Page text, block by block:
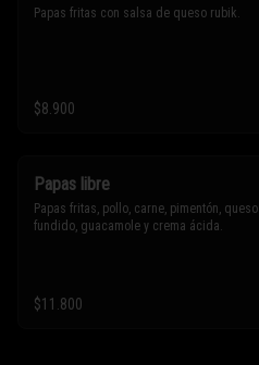
Papas fritas con salsa de queso rubik.
$8.900
Papas libre
Papas fritas, pollo, carne, pimentón, queso
fundido, guacamole y crema ácida.
$11.800